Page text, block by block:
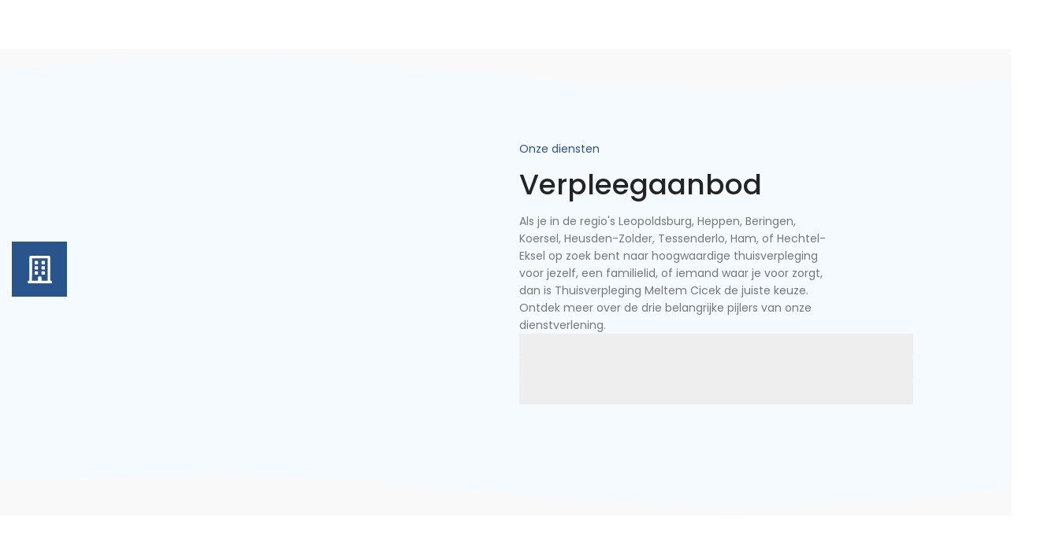
Onze diensten
Verpleegaanbod
Als je in de regio's Leopoldsburg, Heppen, Beringen,
Koersel, Heusden-Zolder, Tessenderlo, Ham, of Hechtel-
Eksel op zoek bent naar hoogwaardige thuisverpleging
voor jezelf, een familielid, of iemand waar je voor zorgt,
dan is Thuisverpleging Meltem Cicek de juiste keuze.
Ontdek meer over de drie belangrijke pijlers van onze
dienstverlening.